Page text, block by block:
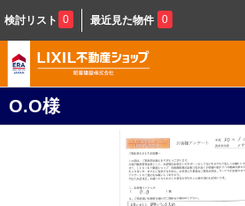
検討リスト 0 最近見た物件 0
O.O様